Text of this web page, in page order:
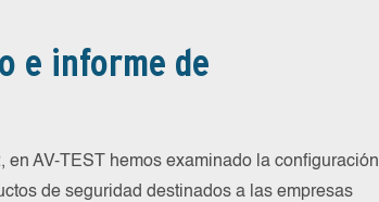
e informe de
en AV-TEST hemos examinado la configuración
de seguridad destinados a las empresas